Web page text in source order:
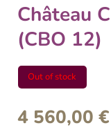
Château
(CBO 12)
Out of stock
4 560,00 €